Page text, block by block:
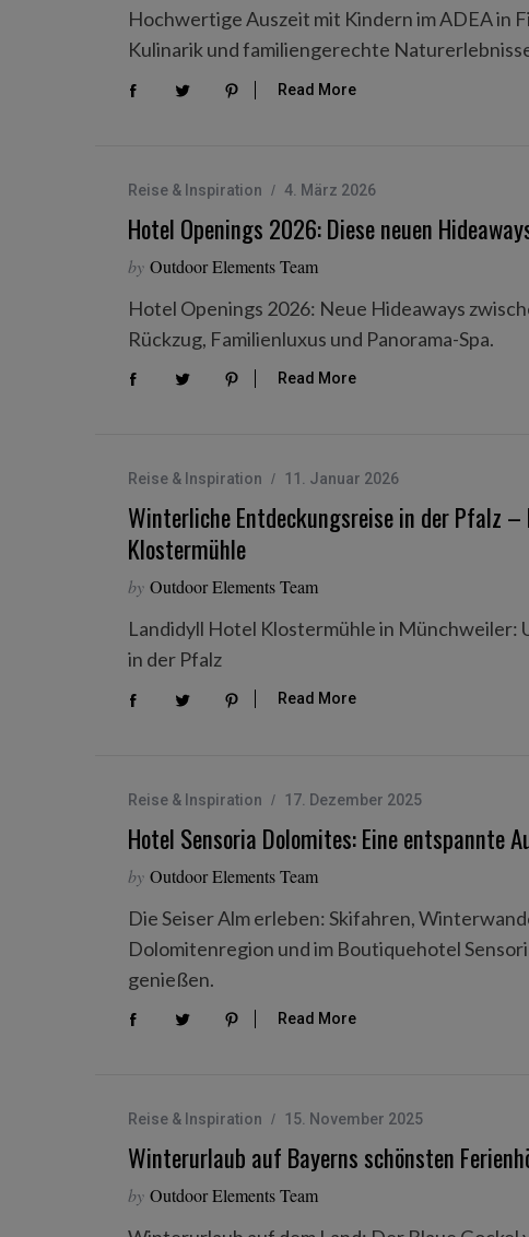
Hochwertige Auszeit mit Kindern im ADEA in
Kulinarik und familiengerechte
Read More
Reise & Inspiration 4. März 2026
Hotel Openings 2026: Diese neuen
by Outdoor Elements Team
Hotel Openings 2026: Neue Hideaways
Rückzug, Familienluxus und Panorama-Spa.
Read More
Reise & Inspiration 11. Januar 2026
Winterliche Entdeckungsreise in der Pfalz –
Klostermühle
by Outdoor Elements Team
Landidyll Hotel Klostermühle in Münchweiler:
in der Pfalz
Read More
Reise & Inspiration 17. Dezember 2025
Hotel Sensoria Dolomites: Eine entspannte
by Outdoor Elements Team
Die Seiser Alm erleben: Skifahren,
Dolomitenregion und im Boutiquehotel
genießen.
Read More
Reise & Inspiration 15. November 2025
Winterurlaub auf Bayerns schönsten
by Outdoor Elements Team